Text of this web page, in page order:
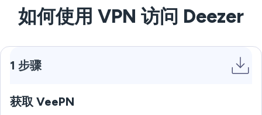
如何使用 VPN 访问 Deezer
1 步骤
获取 VeePN